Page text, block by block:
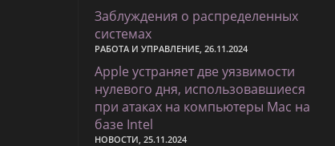
Заблуждения о распределенных
системах
РАБОТА И УПРАВЛЕНИЕ, 26.11.2024
Apple устраняет две уязвимости
нулевого дня, использовавшиеся
при атаках на компьютеры Mac на
базе Intel
НОВОСТИ, 25.11.2024